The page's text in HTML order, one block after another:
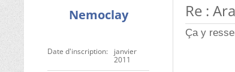
Nemoclay
Date d'inscription
janvier
2011
Re :
Ça y